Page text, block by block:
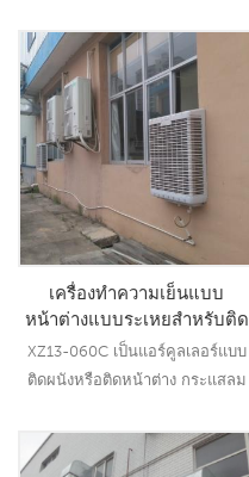
อ่านเพิ่มเติม
เครื่องทำความเย็นแบบ
หน้าต่างแบบระเหยสำหรับติด
ผนังหรือหน้าต่าง (XZ13-
060C)
XZ13-060C เป็นแอร์คูลเลอร์แบบ
ติดผนังหรือติดหน้าต่าง กระแสลม
รีโมท